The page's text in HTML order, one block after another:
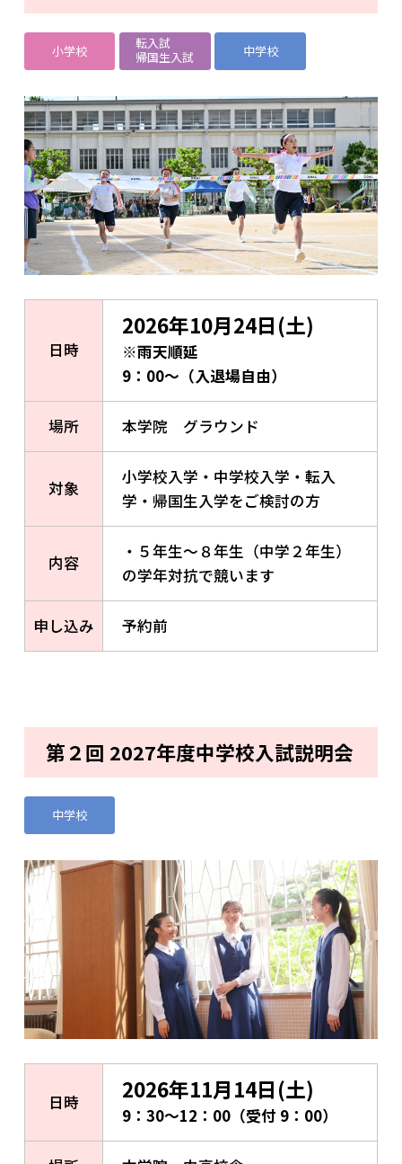
小学校
転入試
帰国生入試
中学校
日時
2026年10月24日(土)
※雨天順延
9：00～（入退場自由）
場所 本学院 グラウンド
対象
小学校入学・中学校入学・転入
学・帰国生入学をご検討の方
内容
・５年生～８年生（中学２年生）
の学年対抗で競います
申し込み 予約前
第２回 2027年度中学校入試説明会
中学校
日時 2026年11月14日(土)
9：30～12：00（受付 9：00）